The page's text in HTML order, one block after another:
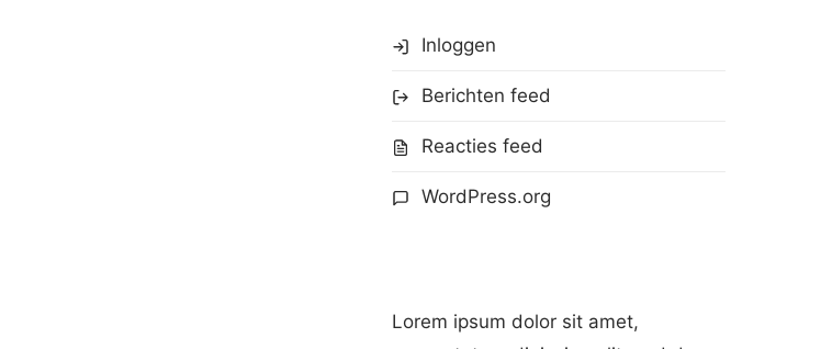
Inloggen
Berichten feed
Reacties feed
WordPress.org
Lorem ipsum dolor sit amet,